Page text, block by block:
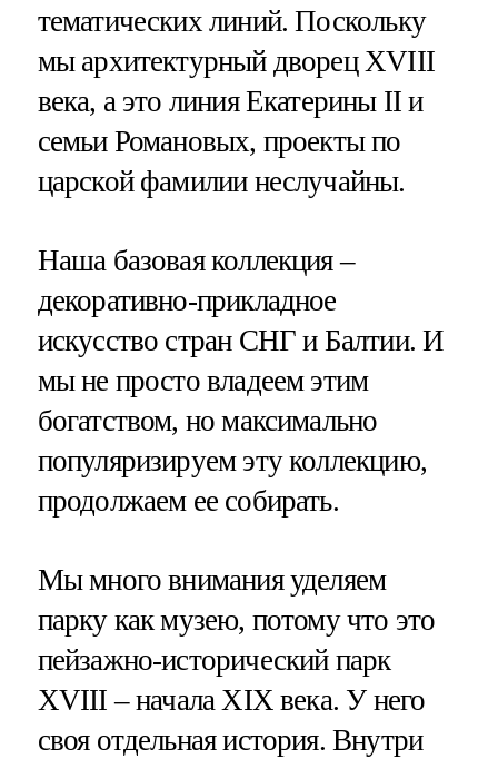
тематических линий. Поскольку
мы архитектурный дворец XVIII
века, а это линия Екатерины II и
семьи Романовых, проекты по
царской фамилии неслучайны.
Наша базовая коллекция –
декоративно-прикладное
искусство стран СНГ и Балтии. И
мы не просто владеем этим
богатством, но максимально
популяризируем эту коллекцию,
продолжаем ее собирать.
Мы много внимания уделяем
парку как музею, потому что это
пейзажно-исторический парк
XVIII – начала XIX века. У него
своя отдельная история. Внутри